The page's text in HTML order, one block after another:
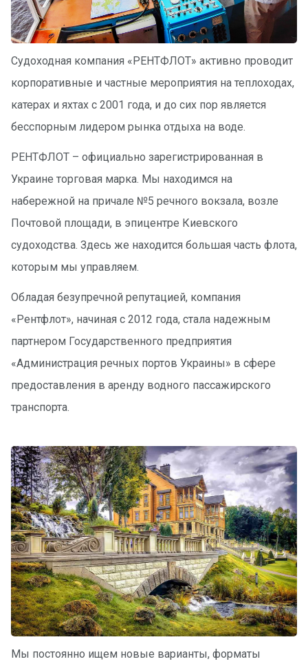
Судоходная компания «РЕНТФЛОТ» активно проводит
корпоративные и частные мероприятия на теплоходах,
катерах и яхтах с 2001 года, и до сих пор является
бесспорным лидером рынка отдыха на воде.
РЕНТФЛОТ – официально зарегистрированная в
Украине торговая марка. Мы находимся на
набережной на причале №5 речного вокзала, возле
Почтовой площади, в эпицентре Киевского
судоходства. Здесь же находится большая часть флота,
которым мы управляем.
Обладая безупречной репутацией, компания
«Рентфлот», начиная с 2012 года, стала надежным
партнером Государственного предприятия
«Администрация речных портов Украины» в сфере
предоставления в аренду водного пассажирского
транспорта.
Мы постоянно ищем новые варианты, форматы
П
а
у
н
ы
я
т
М
т
р
ы
е
х
ы
т
е
р
а
О нас
Програ
ммы
отдыха
Подаро
чные